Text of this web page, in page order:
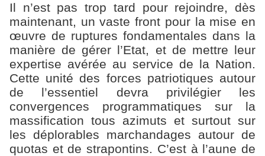
Il n’est pas trop tard pour rejoindre, dès
maintenant, un vaste front pour la mise en
œuvre de ruptures fondamentales dans la
manière de gérer l’Etat, et de mettre leur
expertise avérée au service de la Nation.
Cette unité des forces patriotiques autour
de l’essentiel devra privilégier les
convergences programmatiques sur la
massification tous azimuts et surtout sur
les déplorables marchandages autour de
quotas et de strapontins. C’est à l’aune de